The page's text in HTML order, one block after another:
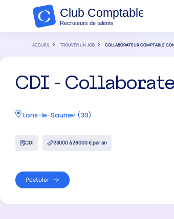
ACCUEIL TROUVER UN JOB COLLABORATEUR COMPTABLE
CDI -
Lons-le-Saunier (39)
CDI 33000 à 38000 € par an
Postuler